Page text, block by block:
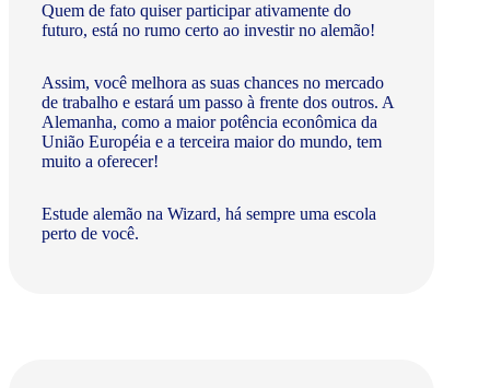
Quem de fato quiser participar ativamente do
futuro, está no rumo certo ao investir no alemão!
Assim, você melhora as suas chances no mercado
de trabalho e estará um passo à frente dos outros. A
Alemanha, como a maior potência econômica da
União Européia e a terceira maior do mundo, tem
muito a oferecer!​
Estude alemão na Wizard, há sempre uma escola
perto de você.